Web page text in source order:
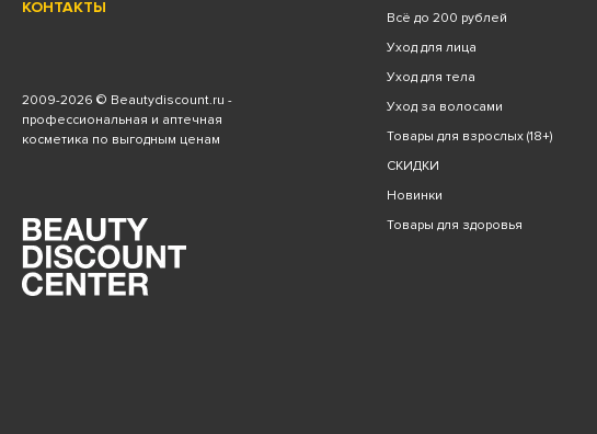
КОНТАКТЫ
2009-2026 © Beautydiscount.ru -
профессиональная и аптечная
косметика по выгодным ценам
Всё до 200 рублей
Уход для лица
Уход для тела
Уход за волосами
Товары для взрослых (18+)
СКИДКИ
Новинки
Товары для здоровья